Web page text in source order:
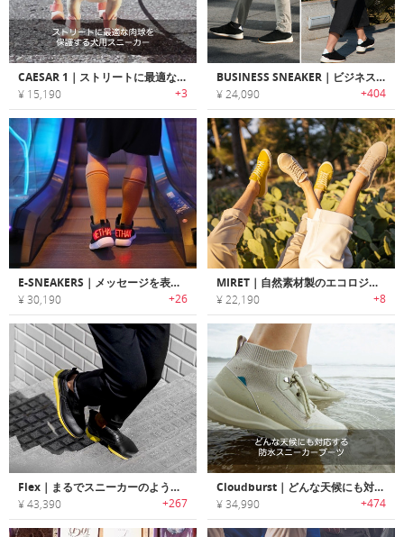
CAESAR 1｜ストリートに最適な肉球を保護する犬用スニーカー「シーザー1」
¥ 15,190 +3
BUSINESS SNEAKER｜ビジネスシーンでも着用可能なカジュアルスニーカー「ビジネススニーカー」
¥ 24,090 +404
E-SNEAKERS｜メッセージを表示可能なLEDディスプレイ搭載スニーカー「Eスニーカー」
¥ 30,190 +26
MIRET｜自然素材製のエコロジカルスニーカー「ミレット」
¥ 22,190 +8
Flex｜まるでスニーカーのような履き心地のビジネスシューズ「フレックス」
¥ 43,390 +267
Cloudburst｜どんな天候にも対応する防水スニーカーブーツ「クラウドバースト」
¥ 34,990 +474